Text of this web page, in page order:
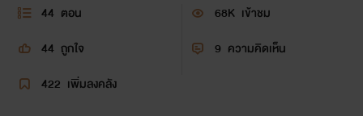
44 ตอน 68K เข้าชม
44 ถูกใจ 9 ความคิดเห็น
422 เพิ่มลงคลัง